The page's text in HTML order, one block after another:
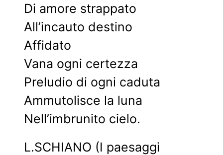
Di amore strappato
All’incauto destino
Affidato
Vana ogni certezza
Preludio di ogni caduta
Ammutolisce la luna
Nell’imbrunito cielo.
L.SCHIANO (I paesaggi